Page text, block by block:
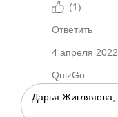
(1)
Ответить
4 апреля 2022
QuizGo